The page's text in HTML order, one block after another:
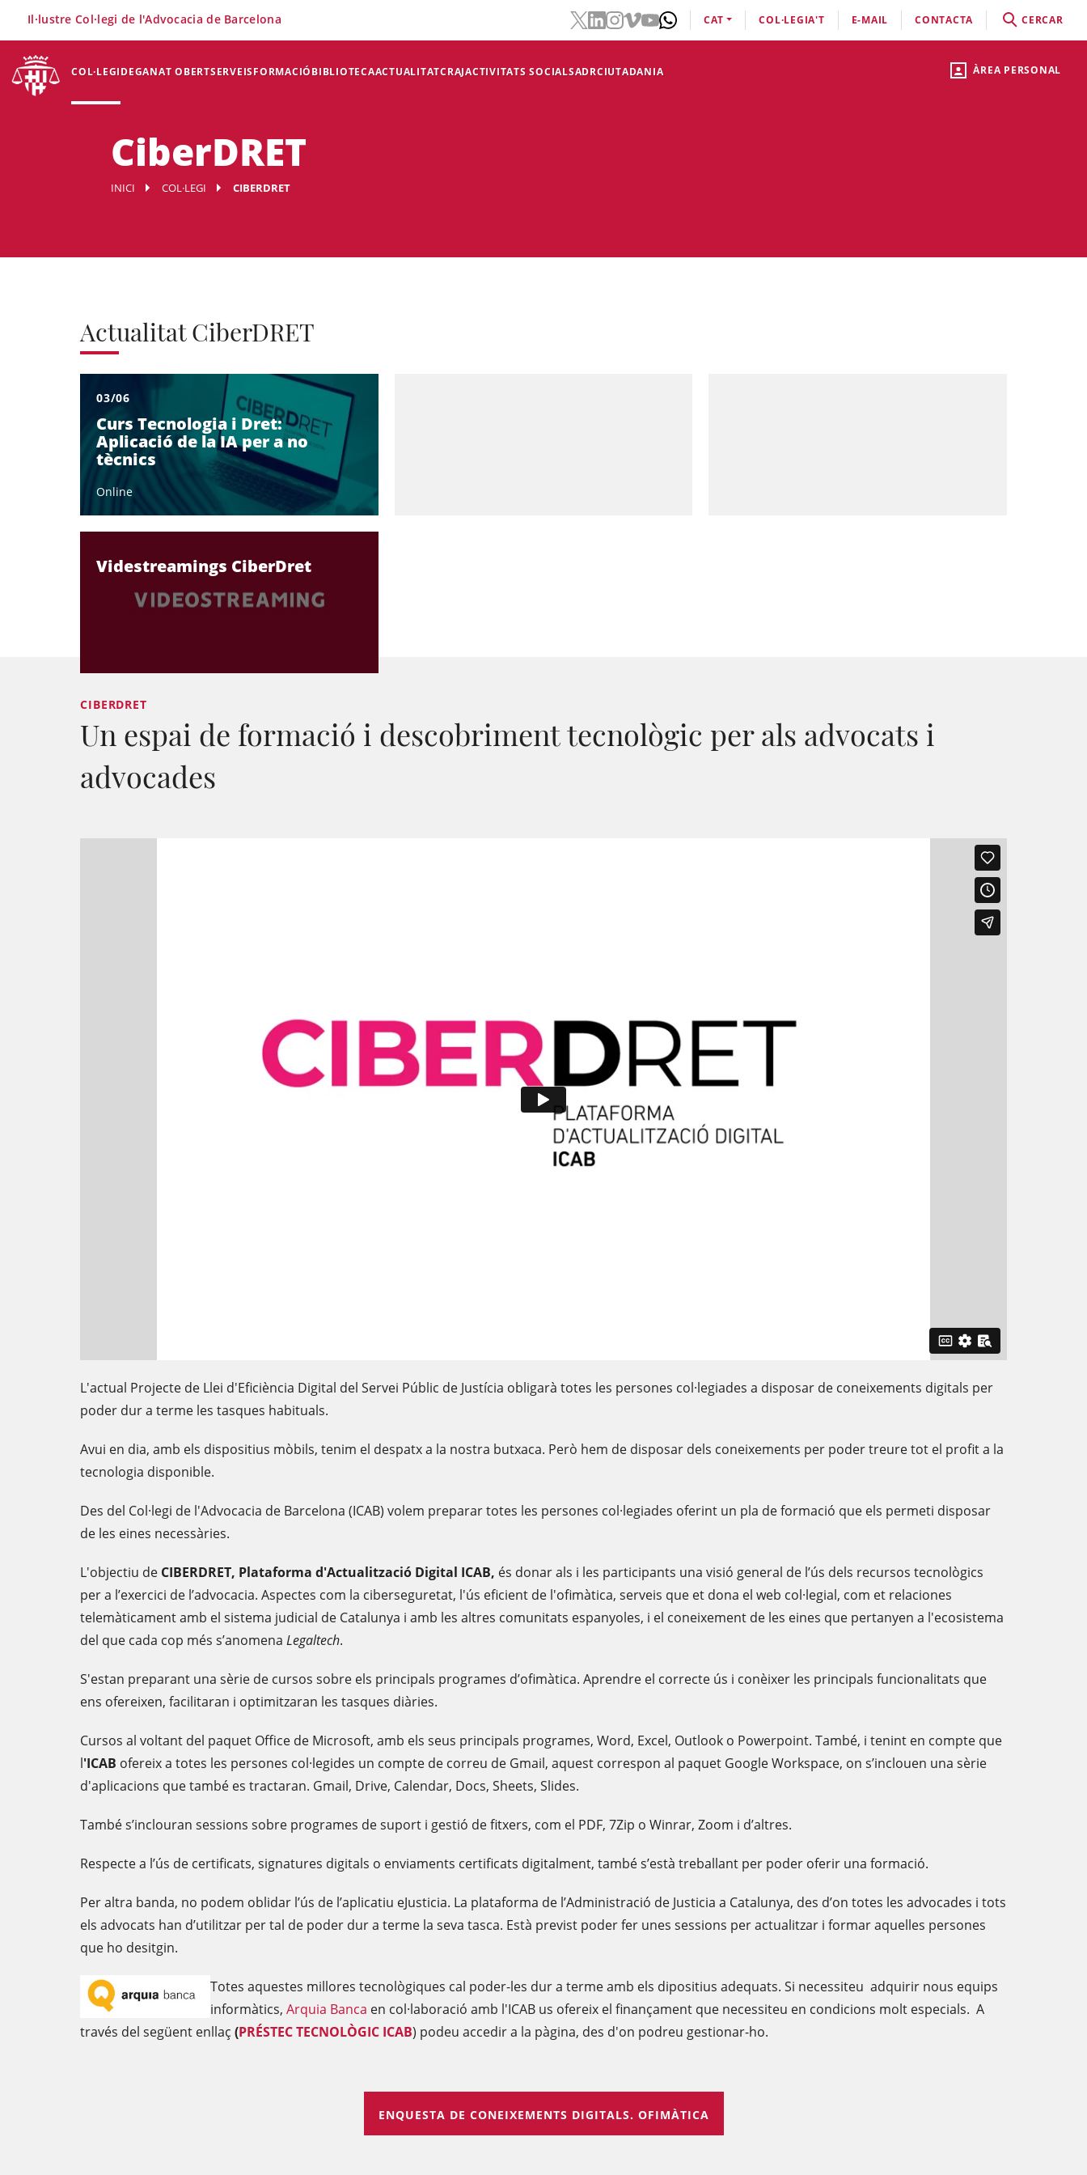
ÀREA PERSONAL
COL·LEGIDEGANAT OBERTSERVEISFORMACIÓBIBLIOTECAACTUALITATCRAJACTIVITATS SOCIALSADRCIUTADANIA
Il·lustre Col·legi de l'Advocacia de Barcelona CAT COL·LEGIA'T E-MAIL CONTACTA CERCAR
CiberDRET
INICI COL·LEGI CIBERDRET
Actualitat CiberDRET
03/06
Curs Tecnologia i Dret:
Aplicació de la IA per a no
tècnics
Online
Videstreamings CiberDret
CIBERDRET
Un espai de formació i descobriment tecnològic per als advocats i
advocades
L'actual Projecte de Llei d'Eficiència Digital del Servei Públic de Justícia obligarà totes les persones col·legiades a disposar de coneixements digitals per
poder dur a terme les tasques habituals.
Avui en dia, amb els dispositius mòbils, tenim el despatx a la nostra butxaca. Però hem de disposar dels coneixements per poder treure tot el profit a la
tecnologia disponible.
Des del Col·legi de l'Advocacia de Barcelona (ICAB) volem preparar totes les persones col·legiades oferint un pla de formació que els permeti disposar
de les eines necessàries.
L'objectiu de CIBERDRET, Plataforma d'Actualització Digital ICAB, és donar als i les participants una visió general de l’ús dels recursos tecnològics
per a l’exercici de l’advocacia. Aspectes com la ciberseguretat, l'ús eficient de l'ofimàtica, serveis que et dona el web col·legial, com et relaciones
telemàticament amb el sistema judicial de Catalunya i amb les altres comunitats espanyoles, i el coneixement de les eines que pertanyen a l'ecosistema
del que cada cop més s’anomena Legaltech.
S'estan preparant una sèrie de cursos sobre els principals programes d’ofimàtica. Aprendre el correcte ús i conèixer les principals funcionalitats que
ens ofereixen, facilitaran i optimitzaran les tasques diàries.
Cursos al voltant del paquet Office de Microsoft, amb els seus principals programes, Word, Excel, Outlook o Powerpoint. També, i tenint en compte que
l'ICAB ofereix a totes les persones col·legides un compte de correu de Gmail, aquest correspon al paquet Google Workspace, on s’inclouen una sèrie
d'aplicacions que també es tractaran. Gmail, Drive, Calendar, Docs, Sheets, Slides.
També s’inclouran sessions sobre programes de suport i gestió de fitxers, com el PDF, 7Zip o Winrar, Zoom i d’altres.
Respecte a l’ús de certificats, signatures digitals o enviaments certificats digitalment, també s’està treballant per poder oferir una formació.
Per altra banda, no podem oblidar l’ús de l’aplicatiu eJusticia. La plataforma de l’Administració de Justicia a Catalunya, des d’on totes les advocades i tots
els advocats han d’utilitzar per tal de poder dur a terme la seva tasca. Està previst poder fer unes sessions per actualitzar i formar aquelles persones
que ho desitgin.
Totes aquestes millores tecnològiques cal poder-les dur a terme amb els dipositius adequats. Si necessiteu adquirir nous equips
informàtics, Arquia Banca en col·laboració amb l'ICAB us ofereix el finançament que necessiteu en condicions molt especials. A
través del següent enllaç (PRÉSTECTECNOLÒGIC ICAB) podeu accedir a la pàgina, des d'on podreu gestionar-ho.
ENQUESTA DE CONEIXEMENTS DIGITALS. OFIMÀTICA